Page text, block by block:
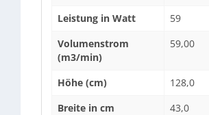
Leistung in Watt
59
Volumenstrom
(m3/min)
59,00
Höhe (cm)
128,0
Breite in cm
43,0